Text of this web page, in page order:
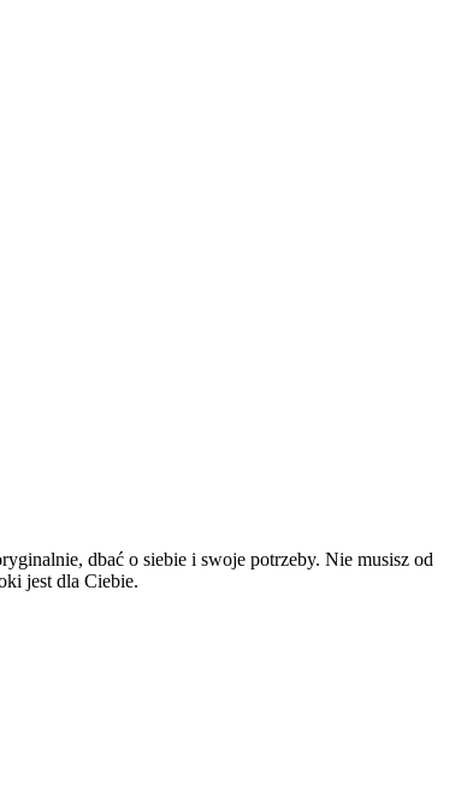
dbać o siebie i swoje potrzeby. Nie musisz od
jest dla Ciebie.